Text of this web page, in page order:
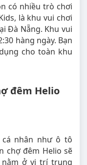
có nhiều trò chơi
là khu vui chơi
Đà Nẵng. Khu vui
hàng ngày. Bạn
cho toàn khu
đêm Helio
nhân như ô tô
chợ đêm Helio sẽ
nằm ở vị trí trung